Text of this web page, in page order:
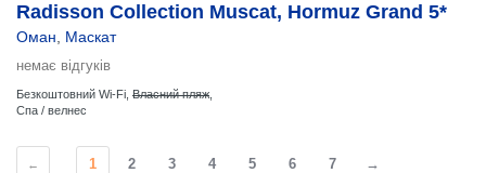
Radisson Collection Muscat, Hormuz Grand 5*
Оман Маскат
немає відгуків
Безкоштовний Wi-Fi, Власний пляж
Спа / велнес
← 1 2 3 4 5 6 7 →